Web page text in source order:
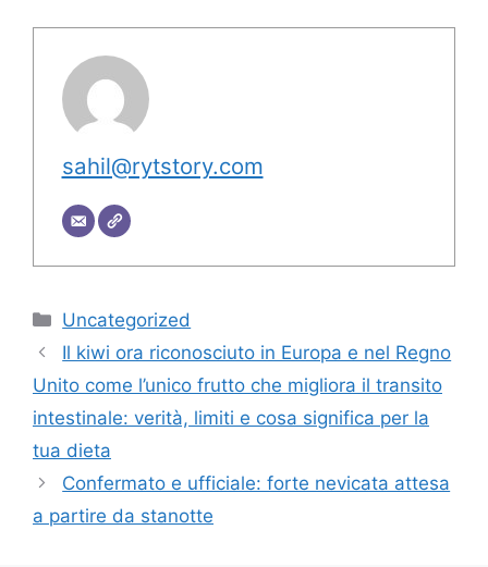
sahil@rytstory.com
Categorie
Uncategorized
Il kiwi ora riconosciuto in Europa e nel Regno
Unito come l’unico frutto che migliora il transito
intestinale: verità, limiti e cosa significa per la
tua dieta
Confermato e ufficiale: forte nevicata attesa
a partire da stanotte